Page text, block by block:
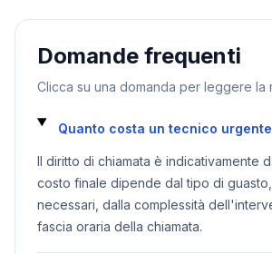
Domande frequenti
Clicca su una domanda per leggere la
Quanto costa un tecnico
Il diritto di chiamata è indicativamente
costo finale dipende dal tipo di
necessari, dalla complessità
fascia oraria della chiamata.